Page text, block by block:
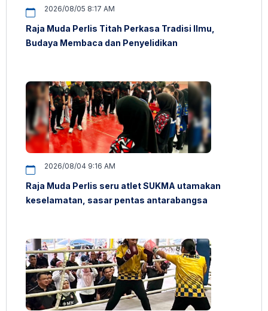
2026/08/05 8:17 AM
Raja Muda Perlis Titah Perkasa Tradisi Ilmu,
Budaya Membaca dan Penyelidikan
2026/08/04 9:16 AM
Raja Muda Perlis seru atlet SUKMA utamakan
keselamatan, sasar pentas antarabangsa